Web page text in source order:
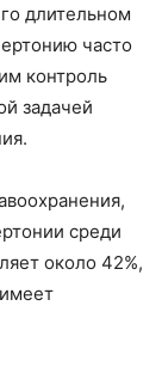
длительном
часто
контроль
задачей
среди
около 42%,